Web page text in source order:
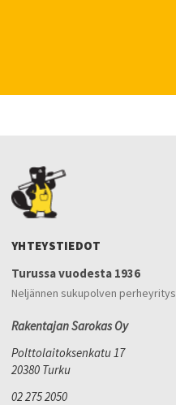
YHTEYSTIEDOT
Turussa vuodesta 1936
Neljännen sukupolven perheyritys
Rakentajan Sarokas Oy
Polttolaitoksenkatu 17
20380 Turku
02 275 2050